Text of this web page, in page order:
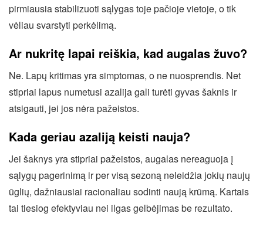
pirmiausia stabilizuoti sąlygas toje pačioje vietoje, o tik
vėliau svarstyti perkėlimą.
Ar nukritę lapai reiškia, kad augalas žuvo?
Ne. Lapų kritimas yra simptomas, o ne nuosprendis. Net
stipriai lapus numetusi azalija gali turėti gyvas šaknis ir
atsigauti, jei jos nėra pažeistos.
Kada geriau azaliją keisti nauja?
Jei šaknys yra stipriai pažeistos, augalas nereaguoja į
sąlygų pagerinimą ir per visą sezoną neleidžia jokių naujų
ūglių, dažniausiai racionaliau sodinti naują krūmą. Kartais
tai tiesiog efektyviau nei ilgas gelbėjimas be rezultato.